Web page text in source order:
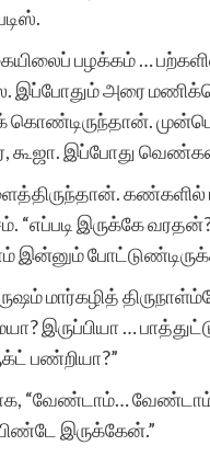
பழக்கம் …
இப்போதும் அரை
கொண்டிருந்தான்.
கூஜா. இப்போது
கண்களில்
“எப்படி இருக்கே
இன்னும்
மார்கழித்
இருப்பியா …
பண்றியா?”
“வேண்டாம்…
இருக்கேன்.”